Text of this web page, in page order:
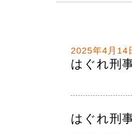
2025年4月14
はぐれ刑
はぐれ刑